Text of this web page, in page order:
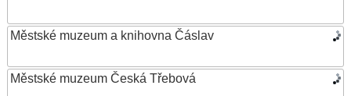
Městské muzeum a knihovna Čáslav
Městské muzeum Česká Třebová